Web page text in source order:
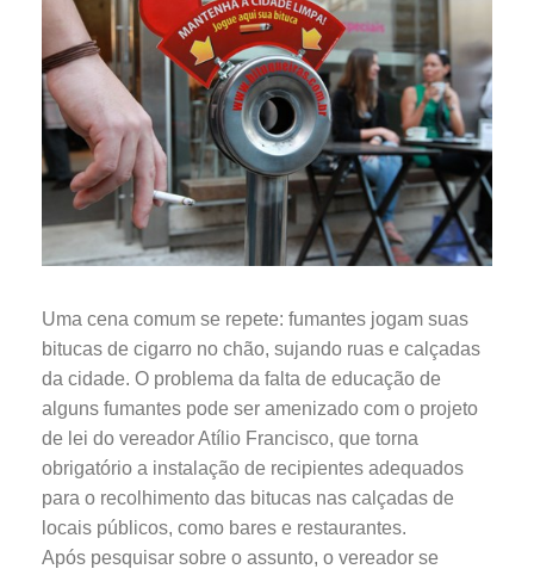
Uma cena comum se repete: fumantes jogam suas
bitucas de cigarro no chão, sujando ruas e calçadas
da cidade. O problema da falta de educação de
alguns fumantes pode ser amenizado com o projeto
de lei do vereador Atílio Francisco, que torna
obrigatório a instalação de recipientes adequados
para o recolhimento das bitucas nas calçadas de
locais públicos, como bares e restaurantes.
Após pesquisar sobre o assunto, o vereador se